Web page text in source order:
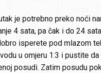
je potrebno preko noći
4 sata, pa čak i do 24
isperete pod mlazom
u omjeru 1:3 i pustite da
posudi. Zatim posudu